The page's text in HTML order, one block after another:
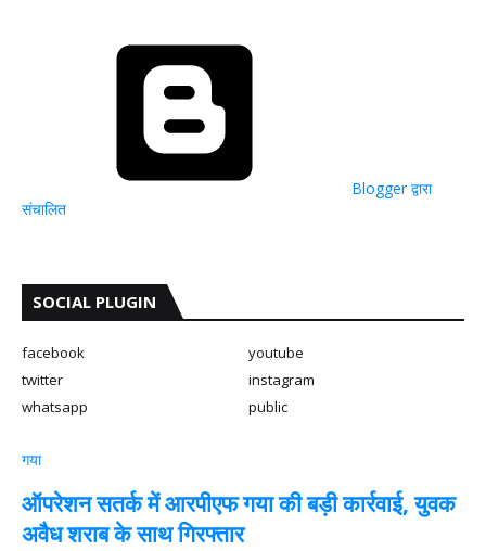
Blogger द्वारा
संचालित
SOCIAL PLUGIN
facebook
youtube
twitter
instagram
whatsapp
public
गया
ऑपरेशन सतर्क में आरपीएफ गया की बड़ी कार्रवाई, युवक
अवैध शराब के साथ गिरफ्तार